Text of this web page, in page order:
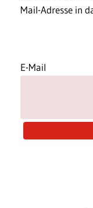
Mail-Adresse in
E-Mail